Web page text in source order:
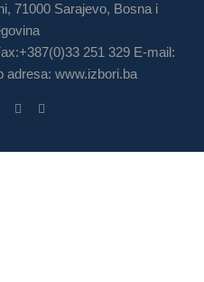
71000 Sarajevo, Bosna i
251 329 E-mail:
adresa: www.izbori.ba